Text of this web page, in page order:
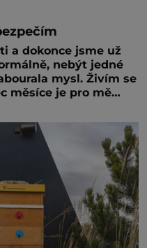
a dokonce jsme už
nebýt jedné
mysl. Živím se
měsíce je pro mě
dcera čím dál
týče. Dalo by